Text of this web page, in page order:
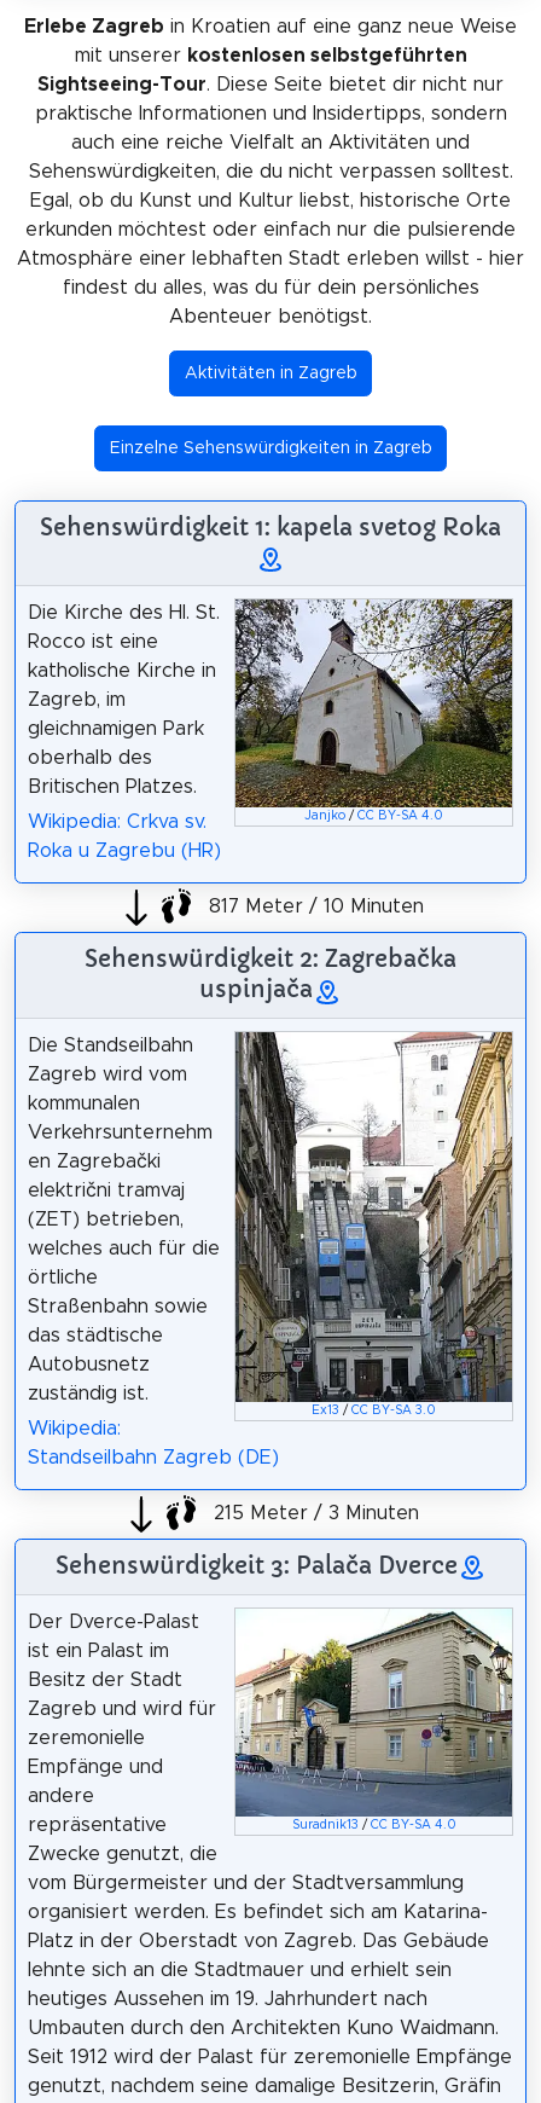
Erlebe Zagreb in Kroatien auf eine ganz neue Weise
mit unserer kostenlosen selbstgeführten
Sightseeing-Tour. Diese Seite bietet dir nicht nur
praktische Informationen und Insidertipps, sondern
auch eine reiche Vielfalt an Aktivitäten und
Sehenswürdigkeiten, die du nicht verpassen solltest.
Egal, ob du Kunst und Kultur liebst, historische Orte
erkunden möchtest oder einfach nur die pulsierende
Atmosphäre einer lebhaften Stadt erleben willst - hier
findest du alles, was du für dein persönliches
Abenteuer benötigst.
Aktivitäten in Zagreb
Einzelne Sehenswürdigkeiten in Zagreb
Sehenswürdigkeit 1: kapela svetog Roka
Janjko /CC BY-SA 4.0
Die Kirche des Hl. St.
Rocco ist eine
katholische Kirche in
Zagreb, im
gleichnamigen Park
oberhalb des
Britischen Platzes.
Wikipedia: Crkva sv.
Roka u Zagrebu (HR)
817 Meter / 10 Minuten
Sehenswürdigkeit 2: Zagrebačka
uspinjača
Ex13 /CC BY-SA 3.0
Die Standseilbahn
Zagreb wird vom
kommunalen
Verkehrsunternehm
en Zagrebački
električni tramvaj
(ZET) betrieben,
welches auch für die
örtliche
Straßenbahn sowie
das städtische
Autobusnetz
zuständig ist.
Wikipedia:
Standseilbahn Zagreb (DE)
215 Meter / 3 Minuten
Sehenswürdigkeit 3: Palača Dverce
Suradnik13 / CC BY-SA 4.0
Der Dverce-Palast
ist ein Palast im
Besitz der Stadt
Zagreb und wird für
zeremonielle
Empfänge und
andere
repräsentative
Zwecke genutzt, die
vom Bürgermeister und der Stadtversammlung
organisiert werden. Es befindet sich am Katarina-
Platz in der Oberstadt von Zagreb. Das Gebäude
lehnte sich an die Stadtmauer und erhielt sein
heutiges Aussehen im 19. Jahrhundert nach
Umbauten durch den Architekten Kuno Waidmann.
Seit 1912 wird der Palast für zeremonielle Empfänge
genutzt, nachdem seine damalige Besitzerin, Gräfin